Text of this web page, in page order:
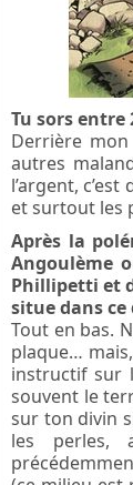
Tu sors entre
Derrière
autres
l’argent,
et surtout les
Après la
Angoulème
Phillipetti et
situe dans ce
Tout en bas.
plaque…
instructif sur
souvent le
sur ton divin
les perles,